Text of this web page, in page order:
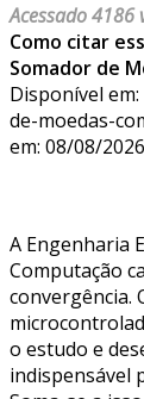
Acessado 4186
Como citar
Somador de
Disponível
de-moedas-
em: 08/08/
A Engenharia
Computação
convergência.
o estudo e
indispensável